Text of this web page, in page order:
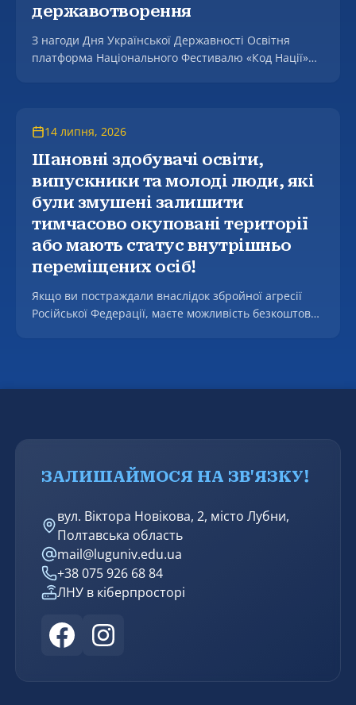
державотворення
З нагоди Дня Української Державності Освітня
платформа Національного Фестивалю «Код Нації»
14 липня, 2026
Шановні здобувачі освіти,
випускники та молоді люди, які
були змушені залишити
тимчасово окуповані території
або мають статус внутрішньо
переміщених осіб!
Якщо ви постраждали внаслідок збройної агресії
Російської Федерації, маєте можливість безкоштовно
ЗАЛИШАЙМОСЯ НА ЗВ'ЯЗКУ!
вул. Віктора Новікова, 2, місто Лубни,
Полтавська область
mail@luguniv.edu.ua
+38 075 926 68 84
ЛНУ в кіберпросторі